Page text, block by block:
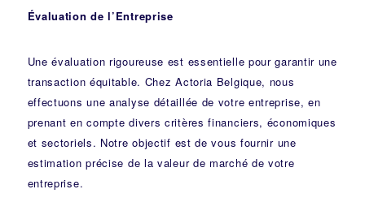
Évaluation de l’Entreprise
Une évaluation rigoureuse est essentielle pour garantir une
transaction équitable. Chez Actoria Belgique, nous
effectuons une analyse détaillée de votre entreprise, en
prenant en compte divers critères financiers, économiques
et sectoriels. Notre objectif est de vous fournir une
estimation précise de la valeur de marché de votre
entreprise.